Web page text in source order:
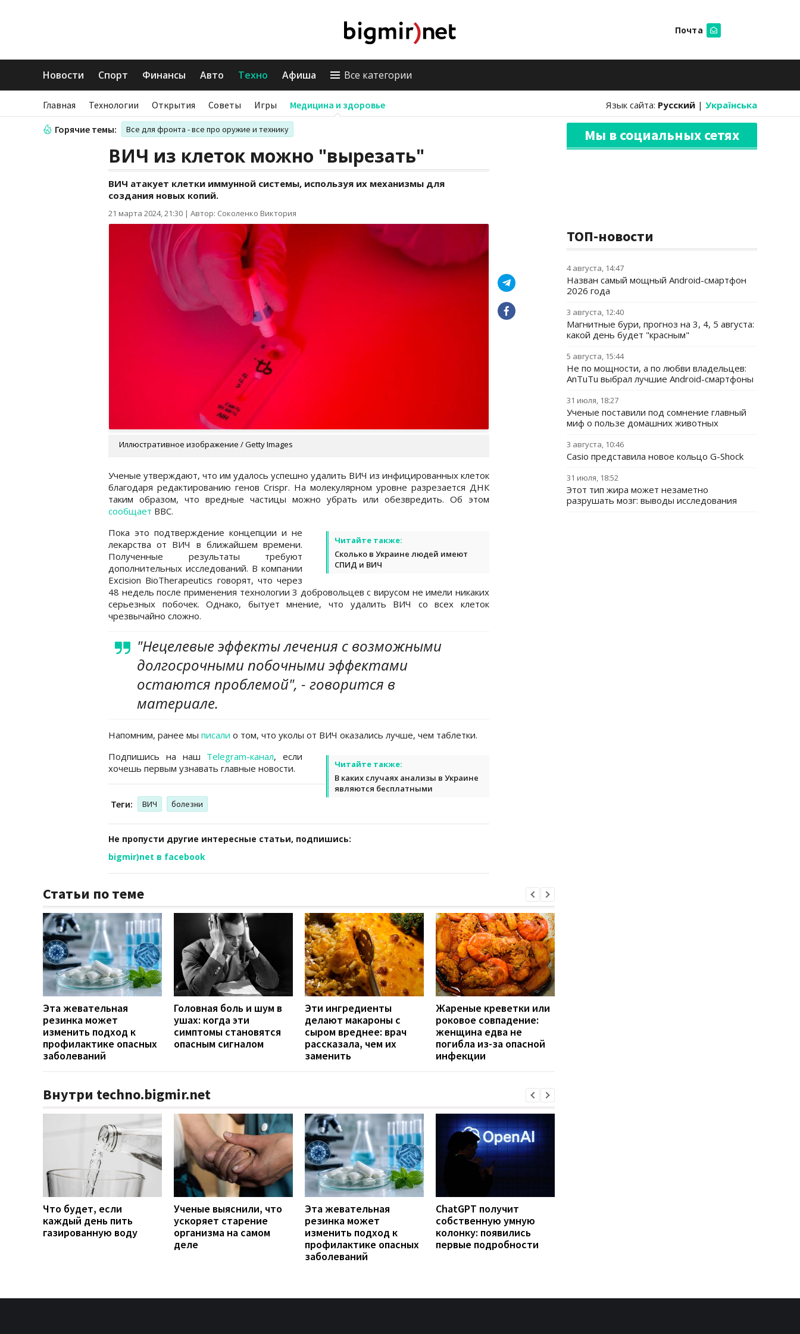
Почта
Новости Спорт Финансы Авто Техно Афиша Все категории
Главная Технологии Открытия Советы Игры Медицина и здоровье Язык сайта: Русский | Українська
Горячие темы: Все для фронта - все про оружие и технику
ВИЧ из клеток можно "вырезать"
ВИЧ атакует клетки иммунной системы, используя их механизмы для
создания новых копий.
21 марта 2024, 21:30 | Автор: Соколенко Виктория
Иллюстративное изображение / Getty Images
Ученые утверждают, что им удалось успешно удалить ВИЧ из инфицированных клеток
благодаря редактированию генов Crispr. На молекулярном уровне разрезается ДНК
таким образом, что вредные частицы можно убрать или обезвредить. Об этом
сообщает ВВС.
Читайте также:
Сколько в Украине людей имеют
СПИД и ВИЧ
Пока это подтверждение концепции и не
лекарства от ВИЧ в ближайшем времени.
Полученные результаты требуют
дополнительных исследований. В компании
Excision BioTherapeutics говорят, что через
48 недель после применения технологии 3 добровольцев с вирусом не имели никаких
серьезных побочек. Однако, бытует мнение, что удалить ВИЧ со всех клеток
чрезвычайно сложно.
"Нецелевые эффекты лечения с возможными
долгосрочными побочными эффектами
остаются проблемой", - говорится в
материале.
Напомним, ранее мы писали о том, что уколы от ВИЧ оказались лучше, чем таблетки.
Читайте также:
В каких случаях анализы в Украине
являются бесплатными
Подпишись на наш Telegram-канал, если
хочешь первым узнавать главные новости.
Теги: ВИЧ болезни
Не пропусти другие интересные статьи, подпишись:
bigmir)net в facebook
Статьи по теме
Эта жевательная
резинка может
изменить подход к
профилактике опасных
заболеваний
Головная боль и шум в
ушах: когда эти
симптомы становятся
опасным сигналом
Эти ингредиенты
делают макароны с
сыром вреднее: врач
рассказала, чем их
заменить
Жареные креветки или
роковое совпадение:
женщина едва не
погибла из-за опасной
инфекции
Внутри techno.bigmir.net
Что будет, если
каждый день пить
газированную воду
Ученые выяснили, что
ускоряет старение
организма на самом
деле
Эта жевательная
резинка может
изменить подход к
профилактике опасных
заболеваний
ChatGPT получит
собственную умную
колонку: появились
первые подробности
Мы в социальных сетях
ТОП-новости
4 августа, 14:47
Назван самый мощный Android-смартфон
2026 года
3 августа, 12:40
Магнитные бури, прогноз на 3, 4, 5 августа:
какой день будет "красным"
5 августа, 15:44
Не по мощности, а по любви владельцев:
AnTuTu выбрал лучшие Android-смартфоны
31 июля, 18:27
Ученые поставили под сомнение главный
миф о пользе домашних животных
3 августа, 10:46
Casio представила новое кольцо G-Shock
31 июля, 18:52
Этот тип жира может незаметно
разрушать мозг: выводы исследования